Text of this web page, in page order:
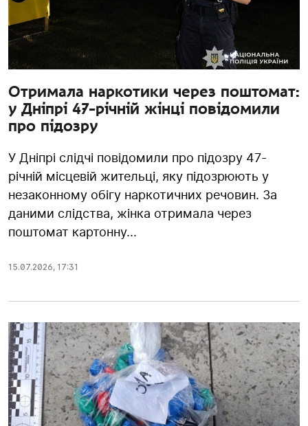
Отримала наркотики через поштомат:
у Дніпрі 47-річній жінці повідомили
про підозру
У Дніпрі слідчі повідомили про підозру 47-
річній місцевій жительці, яку підозрюють у
незаконному обігу наркотичних речовин. За
даними слідства, жінка отримала через
поштомат картонну...
15.07.2026, 17:31